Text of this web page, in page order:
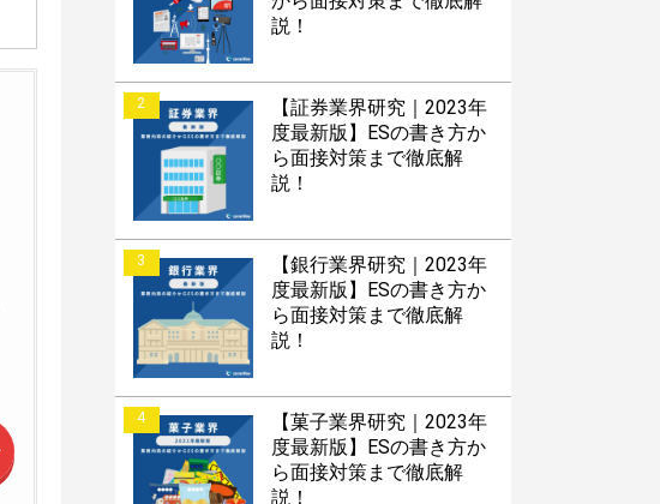
説！
2
【証券業界研究｜2023年
度最新版】ESの書き方か
ら面接対策まで徹底解
説！
3
【銀行業界研究｜2023年
度最新版】ESの書き方か
ら面接対策まで徹底解
説！
4
【菓子業界研究｜2023年
度最新版】ESの書き方か
ら面接対策まで徹底解
説！